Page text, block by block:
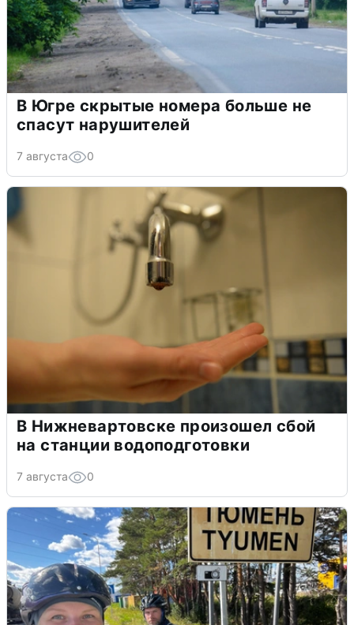
В Югре скрытые номера больше не
спасут нарушителей
7 августа 0
В Нижневартовске произошел сбой
на станции водоподготовки
7 августа 0